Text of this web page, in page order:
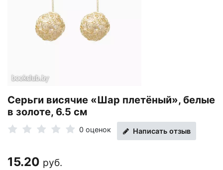
Серьги висячие «Шар плетёный», белые
в золоте, 6.5 см
0 оценок Написать отзыв
15.20 руб.